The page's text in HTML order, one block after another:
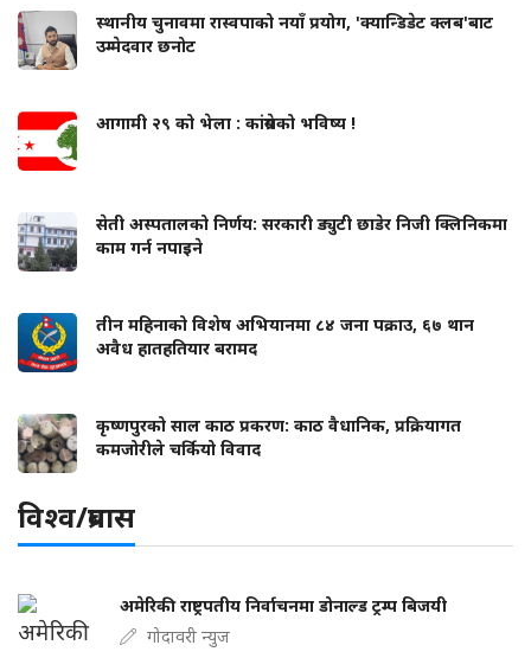
स्थानीय चुनावमा रास्वपाको नयाँ प्रयोग, 'क्यान्डिडेट क्लब'बाट
उम्मेदवार छनोट
आगामी २९ को भेला : कांग्रेसको भविष्य !
सेती अस्पतालको निर्णय: सरकारी ड्युटी छाडेर निजी क्लिनिकमा
काम गर्न नपाइने
तीन महिनाको विशेष अभियानमा ८४ जना पक्राउ, ६७ थान
अवैध हातहतियार बरामद
कृष्णपुरको साल काठ प्रकरण: काठ वैधानिक, प्रक्रियागत
कमजोरीले चर्कियो विवाद
विश्व/प्रबास
अमेरिकी राष्ट्रपतीय निर्वाचनमा डोनाल्ड ट्रम्प बिजयी
गोदावरी न्युज